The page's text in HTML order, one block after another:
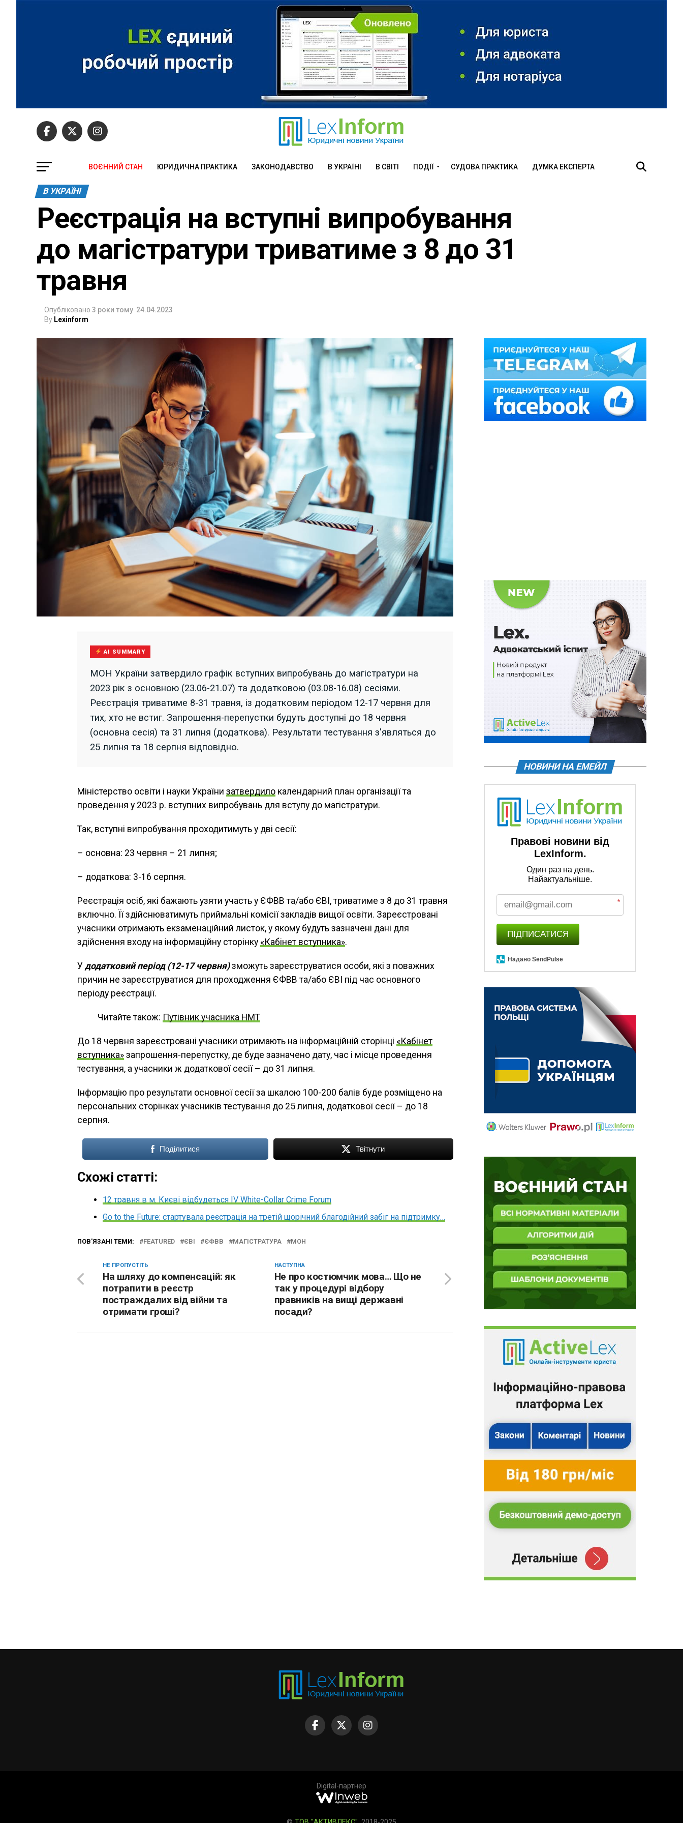
ВОЄННИЙ СТАН ЮРИДИЧНА ПРАКТИКА ЗАКОНОДАВСТВО В УКРАЇНІ В СВІТІ ПОДІЇ СУДОВА ПРАКТИКА ДУМКА ЕКСПЕРТА
В УКРАЇНІ
Реєстрація на вступні випробування
до магістратури триватиме з 8 до 31
травня
Опубліковано 3 роки тому 24.04.2023
By Lexinform
AI SUMMARY
МОН України затвердило графік вступних випробувань до магістратури на
2023 рік з основною (23.06-21.07) та додатковою (03.08-16.08) сесіями.
Реєстрація триватиме 8-31 травня, із додатковим періодом 12-17 червня для
тих, хто не встиг. Запрошення-перепустки будуть доступні до 18 червня
(основна сесія) та 31 липня (додаткова). Результати тестування з'являться до
25 липня та 18 серпня відповідно.
Міністерство освіти і науки України затвердило календарний план організації та
проведення у 2023 р. вступних випробувань для вступу до магістратури.
Так, вступні випробування проходитимуть у дві сесії:
– основна: 23 червня – 21 липня;
– додаткова: 3-16 серпня.
Реєстрація осіб, які бажають узяти участь у ЄФВВ та/або ЄВІ, триватиме з 8 до 31 травня
включно. Її здійснюватимуть приймальні комісії закладів вищої освіти. Зареєстровані
учасники отримають екзаменаційний листок, у якому будуть зазначені дані для
здійснення входу на інформаційну сторінку «Кабінет вступника».
У додатковий період (12-17 червня)зможуть зареєструватися особи, які з поважних
причин не зареєструватися для проходження ЄФВВ та/або ЄВІ під час основного
періоду реєстрації.
Читайте також: Путівник учасника НМТ
До 18 червня зареєстровані учасники отримають на інформаційній сторінці «Кабінет
вступника» запрошення-перепустку, де буде зазначено дату, час і місце проведення
тестування, а учасники ж додаткової сесії – до 31 липня.
Інформацію про результати основної сесії за шкалою 100-200 балів буде розміщено на
персональних сторінках учасників тестування до 25 липня, додаткової сесії – до 18
серпня.
Поділитися Твітнути
Схожі статті:
12 травня в м. Києві відбудеться ІV White-Collar Crime Forum
Go to the Future: стартувала реєстрація на третій щорічний благодійний забіг на підтримку…
ПОВ'ЯЗАНІ ТЕМИ: FEATURED ЄВІ ЄФВВ МАГІСТРАТУРА МОН
НАСТУПНА
Не про костюмчик мова… Що не
так у процедурі відбору
правників на вищі державні
посади?
НЕ ПРОПУСТІТЬ
На шляху до компенсацій: як
потрапити в реєстр
постраждалих від війни та
отримати гроші?
НОВИНИ НА ЕМЕЙЛ
Правові новини від
LexInform.
Один раз на день.
Найактуальніше.
*
ПІДПИСАТИСЯ
Надано SendPulse
Digital-партнер